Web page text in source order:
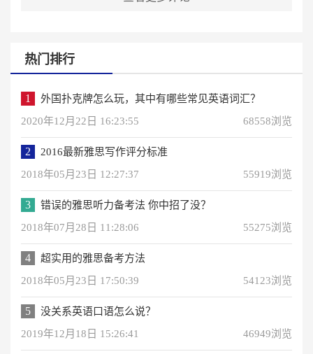
热门排行
1
外国扑克牌怎么玩，其中有哪些常见英语词汇？
2020年12月22日 16:23:55
68558浏览
2
2016最新雅思写作评分标准
2018年05月23日 12:27:37
55919浏览
3
错误的雅思听力备考法 你中招了没？
2018年07月28日 11:28:06
55275浏览
4
超实用的雅思备考方法
2018年05月23日 17:50:39
54123浏览
5
没关系英语口语怎么说？
2019年12月18日 15:26:41
46949浏览